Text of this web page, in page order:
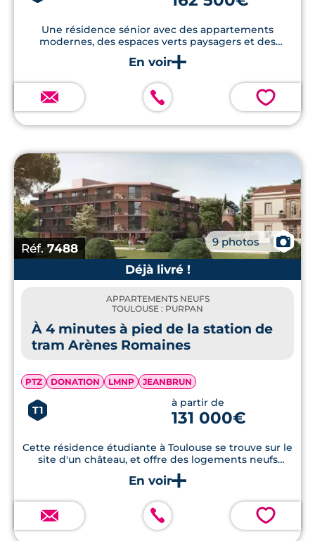
Une résidence sénior avec des appartements
modernes, des espaces verts paysagers et des
prestations de qualité, à quelques minutes du centre
de Toulouse.
💗
Réf.7488 9 photos
📷
Déjà livré !
APPARTEMENTS NEUFS
TOULOUSE : PURPAN
À 4 minutes à pied de la station de
tram Arènes Romaines
PTZ DONATION LMNP JEANBRUN
T1
à partir de
131 000€
Cette résidence étudiante à Toulouse se trouve sur le
site d'un château, et offre des logements neufs
modernes, à proximité des commodités et des
transports en commun.
💗